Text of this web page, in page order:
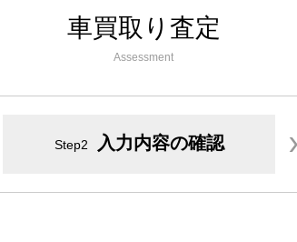
車買取り査定
Assessment
Step2 入力内容の確認